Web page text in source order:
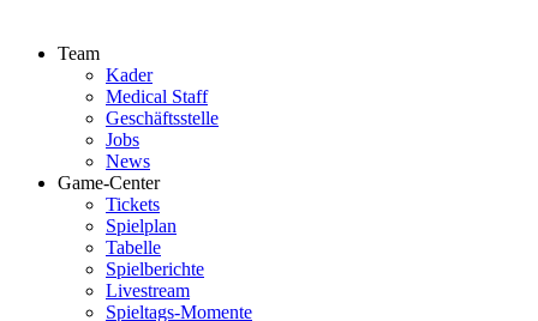
Team
Kader
Medical Staff
Geschäftsstelle
Jobs
News
Game-Center
Tickets
Spielplan
Tabelle
Spielberichte
Livestream
Spieltags-Momente